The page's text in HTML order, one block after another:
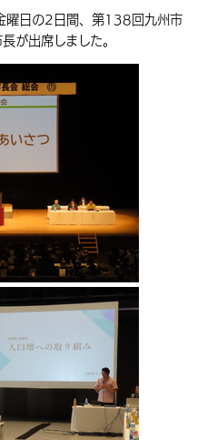
択
中国語（簡体字）
韓国語（한국어）
健康・予防
住宅・インフラ
生涯学習・スポーツ・人権
産業・雇用
健康・医療
計画・施策
スポットを探す
グルメ・食べる
四季のイベント・祭り
市役所の紹介
広報・広聴
日の2日間、第138回九州市
が出席しました。